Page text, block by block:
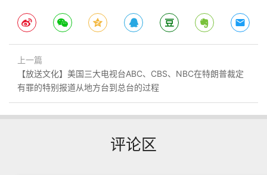
上一篇
【放送文化】美国三大电视台ABC、CBS、NBC在特朗普裁定
有罪的特别报道从地方台到总台的过程
评论区